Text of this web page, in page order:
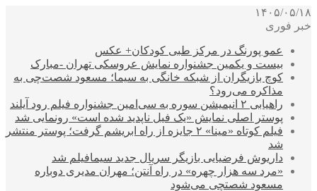
۱۴۰۵/۰۵/۱۸
خبر فوری
عمو پورنگ در مرکز طبی کودکان+ عکس
بیست و یکمین جشنواره نمایش عروسکی تهران -مبارک
کوچ بازیگران از شبکه خانگی به سیما؛ مسعود شصت‌چی به
مذاکره می‌رود؟
راهیابی ۲ انیمیشن سوره به سی‌امین جشنواره فیلم رود آیلند
پوستر اصلی نمایش «یک فیل ناپدید شده است» رونمایی شد
فیلم کوتاه «مینا» ۲ جایزه از راه ابریشم گرفت؛ پوستر منتشر
شد
داریوش فرضیایی بازیگر سریال جدید سیمافیلم شد
«مرد سه هزار چهره» در راه آنتن؛ مهران مدیری دوباره
مسعود شصتچی می‌شود